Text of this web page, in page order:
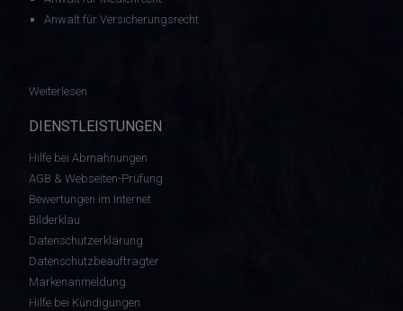
Anwalt für Versicherungsrecht
Weiterlesen
DIENSTLEISTUNGEN
Hilfe bei Abmahnungen
AGB & Webseiten-Prüfung
Bewertungen im Internet
Bilderklau
Datenschutzerklärung
Datenschutzbeauftragter
Markenanmeldung
Hilfe bei Kündigungen